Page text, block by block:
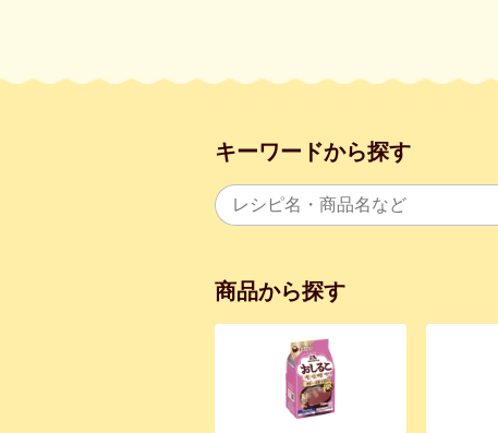
キーワードから探す
商品から探す